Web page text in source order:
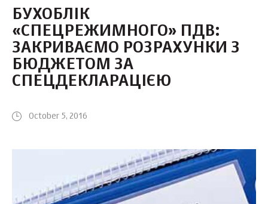
БУХОБЛІК
«СПЕЦРЕЖИМНОГО» ПДВ:
ЗАКРИВАЄМО РОЗРАХУНКИ З
БЮДЖЕТОМ ЗА
СПЕЦДЕКЛАРАЦІЄЮ
October 5, 2016